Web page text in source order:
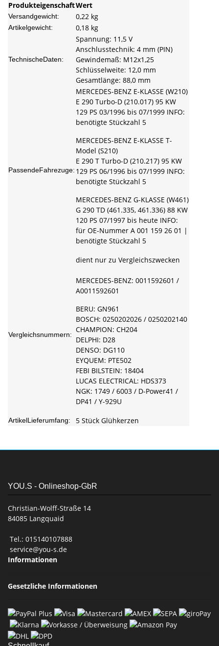
ProdukteigenschaftWert
Versandgewicht: 0,22 kg
Artikelgewicht: 0,18 kg
TechnischeDaten:
Spannung: 11,5 V
Anschlusstechnik: 4 mm (PIN)
Gewindemaß: M12x1,25
Schlüsselweite: 12,0 mm
Gesamtlänge: 88,0 mm
PassendeFahrezuge:
MERCEDES-BENZ E-KLASSE (W210)
E 290 Turbo-D (210.017) 95 KW
129 PS 03/1996 bis 07/1999 INFO:
benötigte Stückzahl 5
MERCEDES-BENZ E-KLASSE T-
Model (S210)
E 290 T Turbo-D (210.217) 95 KW
129 PS 06/1996 bis 07/1999 INFO:
benötigte Stückzahl 5
MERCEDES-BENZ G-KLASSE (W461)
G 290 TD (461.335, 461.336) 88 KW
120 PS 07/1997 bis heute INFO:
für OE-Nummer A 001 159 26 01 |
benötigte Stückzahl 5
Vergleichsnummern:
dient nur zu Vergleichszwecken
MERCEDES-BENZ: 0011592601 /
A0011592601
BERU: GN961
BOSCH: 0250202026 / 0250202140
CHAMPION: CH204
DELPHI: D28
DENSO: DG110
EYQUEM: PTE502
FEBI BILSTEIN: 18404
LUCAS ELECTRICAL: HDS373
NGK: 1749 / 6003 / D-Power41 /
DP41 / Y-929U
ArtikelLieferumfang: 5 Stück Glühkerzen
YOU.S - Onlineshop-GbR
Christian-Wolff-Straße 14
84085 Langquaid
Tel.: 015140107888
service@you-s.de
Informationen
Gesetzliche Informationen